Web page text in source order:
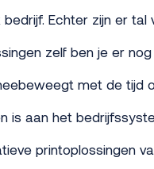
Echter zijn er
zelf ben je er
met de tijd
is aan het
printoplossingen